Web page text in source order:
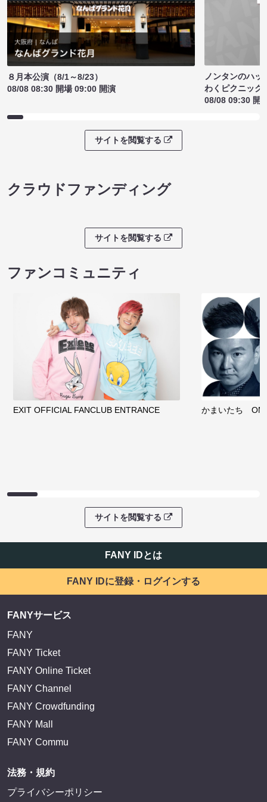
８月本公演（8/1～8/23）
08/08 08:30 開場 09:00 開演
ノンタンのハッ
わくピクニック
08/08 09:30 開
サイトを閲覧する
クラウドファンディング
サイトを閲覧する
ファンコミュニティ
EXIT OFFICIAL FANCLUB ENTRANCE かまいたち
サイトを閲覧する
FANY IDとは
FANY IDに登録・ログインする
FANYサービス
FANY
FANY Ticket
FANY Online Ticket
FANY Channel
FANY Crowdfunding
FANY Mall
FANY Commu
法務・規約
プライバシーポリシー